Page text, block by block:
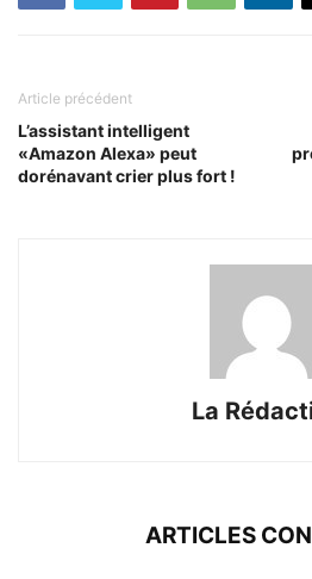
Article précédent
L’assistant intelligent
«Amazon Alexa» peut
dorénavant crier plus fort !
La
ARTICLES